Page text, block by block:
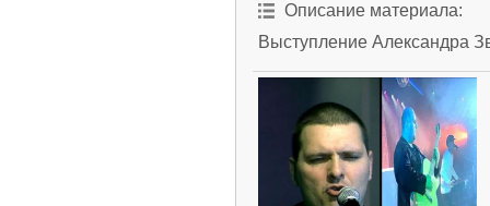
Описание материала:
Выступление Александра